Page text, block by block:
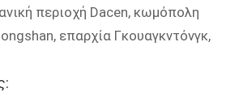
περιοχή Dacen, κωμόπολη
επαρχία Γκουαγκντόνγκ,